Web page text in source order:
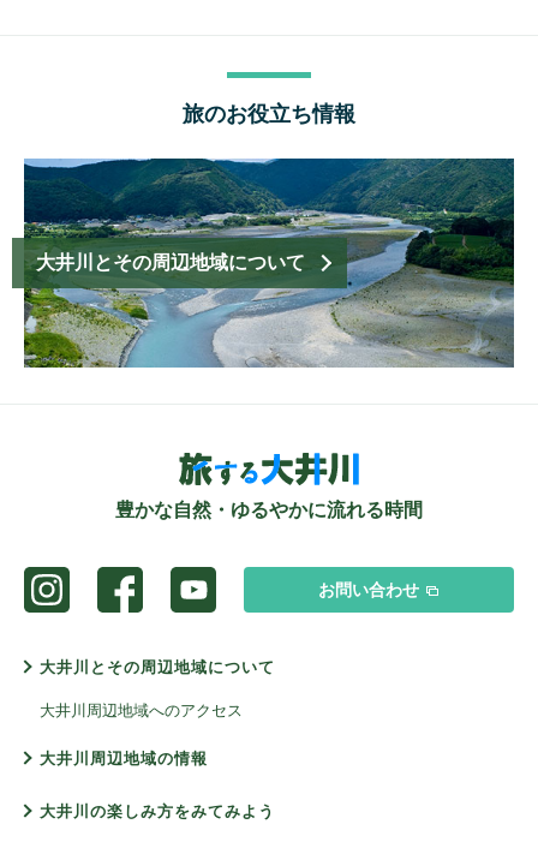
旅のお役立ち情報
大井川とその周辺地域について
豊かな自然・ゆるやかに流れる時間
お問い合わせ
大井川とその周辺地域について
大井川周辺地域へのアクセス
大井川周辺地域の情報
大井川の楽しみ方をみてみよう